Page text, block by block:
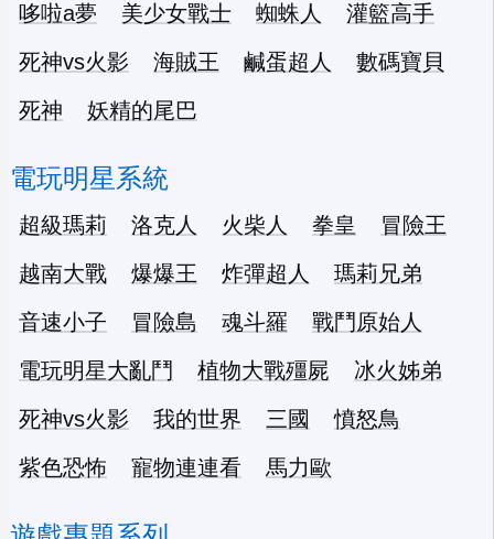
哆啦a夢
美少女戰士 蜘蛛人
灌籃高手
死神vs火影
海賊王 鹹蛋超人
數碼寶貝
死神
妖精的尾巴
電玩明星系統
超級瑪莉 洛克人 火柴人 拳皇
冒險王
越南大戰
爆爆王 炸彈超人
瑪莉兄弟
音速小子
冒險島 魂斗羅
戰鬥原始人
電玩明星大亂鬥
植物大戰殭屍
冰火姊弟
死神vs火影
我的世界 三國
憤怒鳥
紫色恐怖
寵物連連看 馬力歐